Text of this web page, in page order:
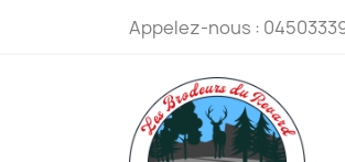
Appelez-nous :